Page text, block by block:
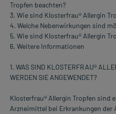
Tropfen beachten?
3. Wie sind Klosterfrau® Allergin
4. Welche Nebenwirkungen sind
5. Wie sind Klosterfrau® Allergin
6. Weitere Informationen
1. WAS SIND KLOSTERFRAU®
WERDEN SIE ANGEWENDET?
Klosterfrau® Allergin Tropfen sind
Arzneimittel bei Erkrankungen der